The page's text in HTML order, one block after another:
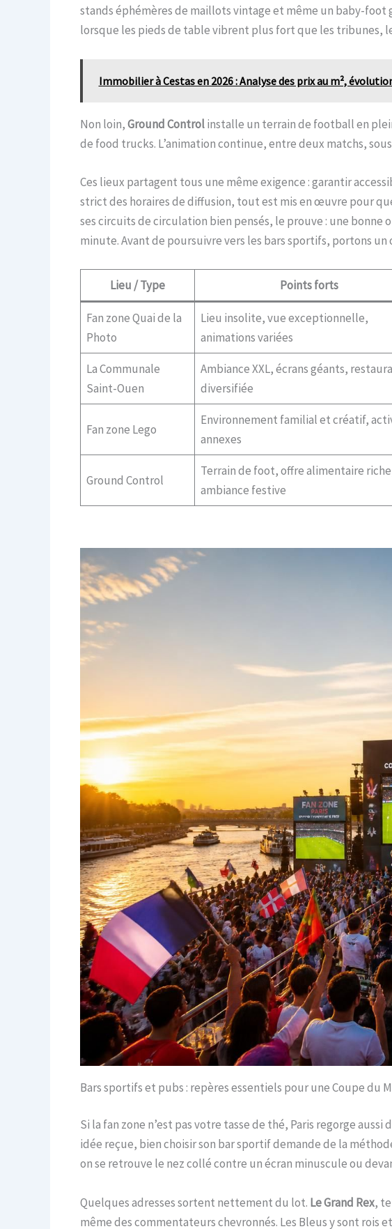
stands éphémères de maillots vintage et même un baby-
lorsque les pieds de table vibrent plus fort que les tribunes,
Immobilier à Cestas en 2026 : Analyse des prix au m²,
Non loin,Ground Controlinstalle un terrain de football en
de food trucks. L’animation continue, entre deux matchs,
Ces lieux partagent tous une même exigence : garantir
strict des horaires de diffusion, tout est mis en œuvre pour
ses circuits de circulation bien pensés, le prouve : une bonne
minute. Avant de poursuivre vers les bars sportifs, portons
Lieu / Type Points forts
Fan zone Quai de la
Photo
Lieu insolite, vue exceptionnelle,
animations variées
La Communale
Saint-Ouen
Ambiance XXL, écrans géants,
diversifiée
Fan zone Lego
Environnement familial et créatif,
annexes
Ground Control
Terrain de foot, offre alimentaire
ambiance festive
Bars sportifs et pubs : repères essentiels pour une Coupe du
Si la fan zone n’est pas votre tasse de thé, Paris regorge
idée reçue, bien choisir son bar sportif demande de la
on se retrouve le nez collé contre un écran minuscule ou
Quelques adresses sortent nettement du lot. Le Grand Rex,
même des commentateurs chevronnés. Les Bleus y sont rois